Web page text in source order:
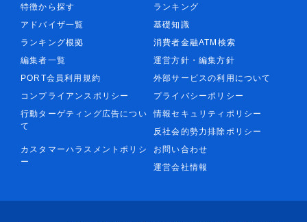
特徴から探す
ランキング
アドバイザ一覧
基礎知識
ランキング根拠
消費者金融ATM検索
編集者一覧
運営方針・編集方針
PORT会員利用規約
外部サービスの利用について
コンプライアンスポリシー
プライバシーポリシー
行動ターゲティング広告につい
て
情報セキュリティポリシー
反社会的勢力排除ポリシー
カスタマーハラスメントポリシ
ー
お問い合わせ
運営会社情報